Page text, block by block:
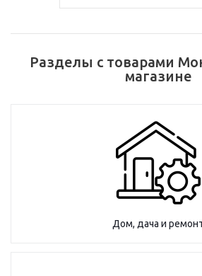
Разделы с товарами
магазине
Дом, дача и